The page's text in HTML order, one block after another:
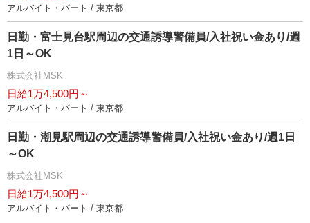
アルバイト・パート / 東京都
日勤・富士見台駅周辺の交通誘導警備員/入社祝い金あり/週
1日～OK
株式会社MSK
日給1万4,500円～
アルバイト・パート / 東京都
日勤・潮見駅周辺の交通誘導警備員/入社祝い金あり/週1日
～OK
株式会社MSK
日給1万4,500円～
アルバイト・パート / 東京都